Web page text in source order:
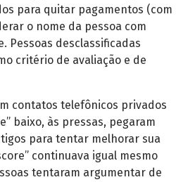
para quitar pagamentos (com
o nome da pessoa com
Pessoas desclassificadas
critério de avaliação e de
contatos telefônicos privados
baixo, às pressas, pegaram
para tentar melhorar sua
continuava igual mesmo
tentaram argumentar de